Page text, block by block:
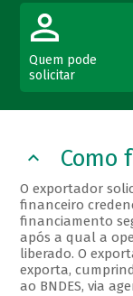
Quem pode
solicitar
Como
O exportador
financeiro
financiamento
após a qual a
liberado. O
exporta,
ao BNDES, via